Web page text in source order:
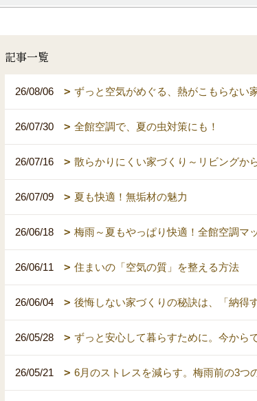
記事一覧
26/08/06 ずっと空気がめぐる、熱がこもらない
26/07/30 全館空調で、夏の虫対策にも！
26/07/16 散らかりにくい家づくり～リビングか
26/07/09 夏も快適！無垢材の魅力
26/06/18 梅雨～夏もやっぱり快適！全館空調マ
26/06/11 住まいの「空気の質」を整える方法
26/06/04 後悔しない家づくりの秘訣は、「納得
26/05/28 ずっと安心して暮らすために。今から
26/05/21 6月のストレスを減らす。梅雨前の3つ